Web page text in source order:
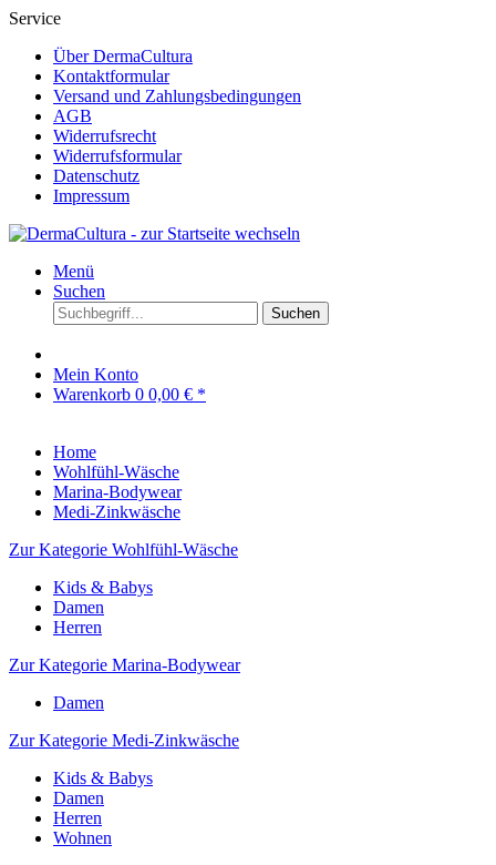
Service
Über DermaCultura
Kontaktformular
Versand und Zahlungsbedingungen
AGB
Widerrufsrecht
Widerrufsformular
Datenschutz
Impressum
Menü
Suchen
Suchen
Mein Konto
Warenkorb 0 0,00 € *
Home
Wohlfühl-Wäsche
Marina-Bodywear
Medi-Zinkwäsche
Zur Kategorie Wohlfühl-Wäsche
Kids & Babys
Damen
Herren
Zur Kategorie Marina-Bodywear
Damen
Zur Kategorie Medi-Zinkwäsche
Kids & Babys
Damen
Herren
Wohnen